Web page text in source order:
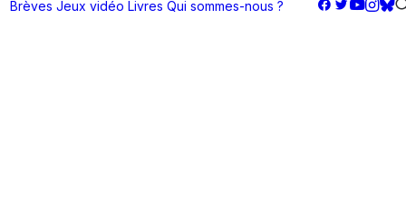
Brèves Jeux vidéo Livres Qui sommes-nous ?